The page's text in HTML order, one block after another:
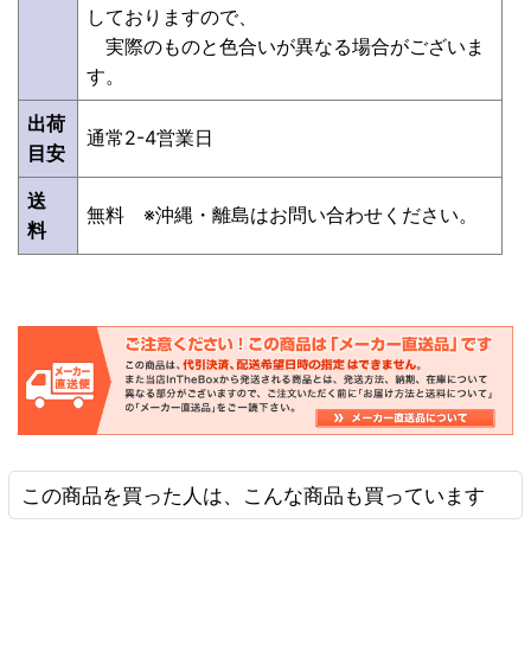
しておりますので、
実際のものと色合いが異なる場合がございま
す。
出荷
目安
通常2-4営業日
送
料
無料 ※沖縄・離島はお問い合わせください。
この商品を買った人は、こんな商品も買っています